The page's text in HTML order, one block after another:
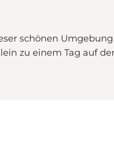
schönen
zu einem Tag auf